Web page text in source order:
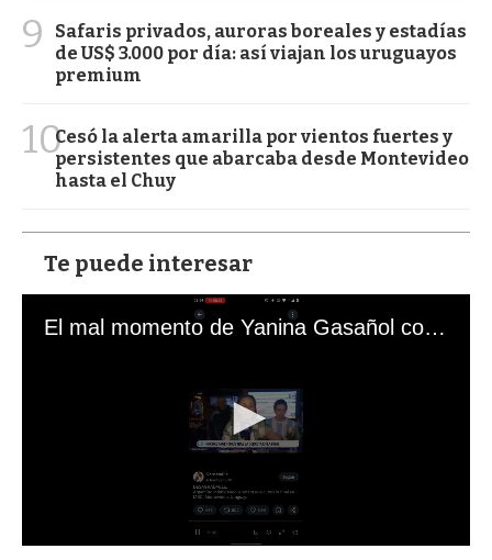
9
Safaris privados, auroras boreales y estadías
de US$ 3.000 por día: así viajan los uruguayos
premium
10Cesó la alerta amarilla por vientos fuertes y
persistentes que abarcaba desde Montevideo
hasta el Chuy
Te puede interesar
El mal momento de Yanina Gasañol con un hincha argentino en "Subrayado"